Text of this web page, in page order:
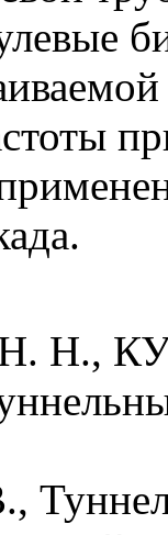
Н.,